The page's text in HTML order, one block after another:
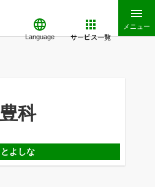
Language サービス一覧
メニュー
豊科
とよしな